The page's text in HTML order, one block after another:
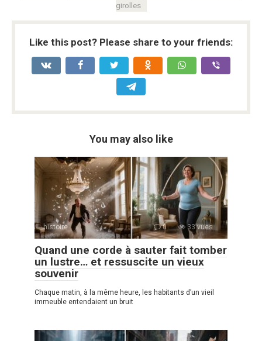
girolles
Like this post? Please share to your friends:
You may also like
histoire 0 33 vues
Quand une corde à sauter fait tomber
un lustre… et ressuscite un vieux
souvenir
Chaque matin, à la même heure, les habitants d’un vieil
immeuble entendaient un bruit